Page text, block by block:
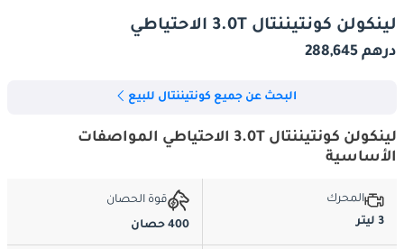
لينكولن كونتيننتال 3.0T الاحتياطي
درهم 288,645
البحث عن جميع كونتيننتال للبيع
لينكولن كونتيننتال 3.0T الاحتياطي المواصفات
الأساسية
المحرك
3 ليتر
قوة الحصان
400 حصان